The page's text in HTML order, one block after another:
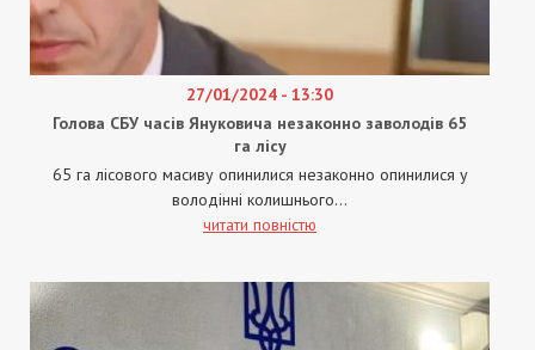
27/01/2024 - 13:30
Голова СБУ часів Януковича незаконно заволодів 65
га лісу
65 га лісового масиву опинилися незаконно опинилися у
володінні колишнього...
читати повністю